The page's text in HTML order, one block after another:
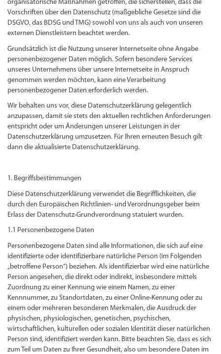
organisatorische Maßnahmen getroffen, die sicherstellen, dass die
Vorschriften über den Datenschutz (maßgebliche Gesetze sind die
DSGVO, das BDSG und TMG) sowohl von uns als auch von unseren
externen Dienstleistern beachtet werden.
Grundsätzlich ist die Nutzung unserer Internetseite ohne Angabe
personenbezogener Daten möglich. Sofern besondere Services
unseres Unternehmens über unsere Internetseite in Anspruch
genommen werden möchten, kann eine Verarbeitung
personenbezogener Daten erforderlich werden.
Wir behalten uns vor, diese Datenschutzerklärung gelegentlich
anzupassen, damit sie stets den aktuellen rechtlichen Anforderungen
entspricht oder um Änderungen unserer Leistungen in der
Datenschutzerklärung umzusetzen. Für Ihren erneuten Besuch gilt
dann die aktualisierte Datenschutzerklärung.
1. Begriffsbestimmungen
Diese Datenschutzerklärung verwendet die Begrifflichkeiten, die
durch den Europäischen Richtlinien- und Verordnungsgeber beim
Erlass der Datenschutz-Grundverordnung statuiert wurden.
1.1 Personenbezogene Daten
Personenbezogene Daten sind alle Informationen, die sich auf eine
identifizierte oder identifizierbare natürliche Person (im Folgenden
„betroffene Person“) beziehen. Als identifizierbar wird eine natürliche
Person angesehen, die direkt oder indirekt, insbesondere mittels
Zuordnung zu einer Kennung wie einem Namen, zu einer
Kennnummer, zu Standortdaten, zu einer Online-Kennung oder zu
einem oder mehreren besonderen Merkmalen, die Ausdruck der
physischen, physiologischen, genetischen, psychischen,
wirtschaftlichen, kulturellen oder sozialen Identität dieser natürlichen
Person sind, identifiziert werden kann. Bitte beachten Sie, dass es sich
zum Teil um Daten zu Ihrer Gesundheit, also um besondere Daten im